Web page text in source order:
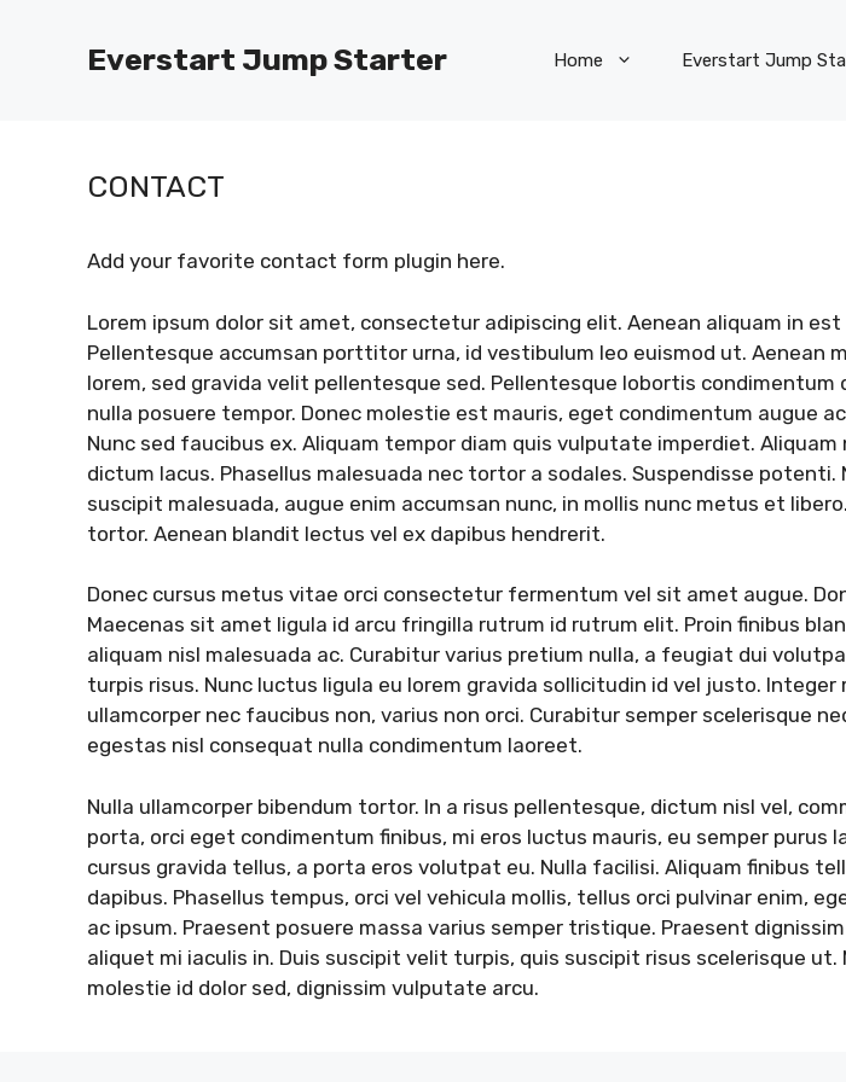
Everstart Jump Starter Home Everstart Jump
CONTACT
Add your favorite contact form plugin here.
Lorem ipsum dolor sit amet, consectetur adipiscing elit. Aenean aliquam in
Pellentesque accumsan porttitor urna, id vestibulum leo euismod ut. Aenean
lorem, sed gravida velit pellentesque sed. Pellentesque lobortis condimentum
nulla posuere tempor. Donec molestie est mauris, eget condimentum augue
Nunc sed faucibus ex. Aliquam tempor diam quis vulputate imperdiet.
dictum lacus. Phasellus malesuada nec tortor a sodales. Suspendisse potenti.
suscipit malesuada, augue enim accumsan nunc, in mollis nunc metus et
tortor. Aenean blandit lectus vel ex dapibus hendrerit.
Donec cursus metus vitae orci consectetur fermentum vel sit amet augue.
Maecenas sit amet ligula id arcu fringilla rutrum id rutrum elit. Proin finibus
aliquam nisl malesuada ac. Curabitur varius pretium nulla, a feugiat dui
turpis risus. Nunc luctus ligula eu lorem gravida sollicitudin id vel justo. Integer
ullamcorper nec faucibus non, varius non orci. Curabitur semper scelerisque
egestas nisl consequat nulla condimentum laoreet.
Nulla ullamcorper bibendum tortor. In a risus pellentesque, dictum nisl vel,
porta, orci eget condimentum finibus, mi eros luctus mauris, eu semper purus
cursus gravida tellus, a porta eros volutpat eu. Nulla facilisi. Aliquam finibus
dapibus. Phasellus tempus, orci vel vehicula mollis, tellus orci pulvinar enim,
ac ipsum. Praesent posuere massa varius semper tristique. Praesent
aliquet mi iaculis in. Duis suscipit velit turpis, quis suscipit risus scelerisque ut.
molestie id dolor sed, dignissim vulputate arcu.